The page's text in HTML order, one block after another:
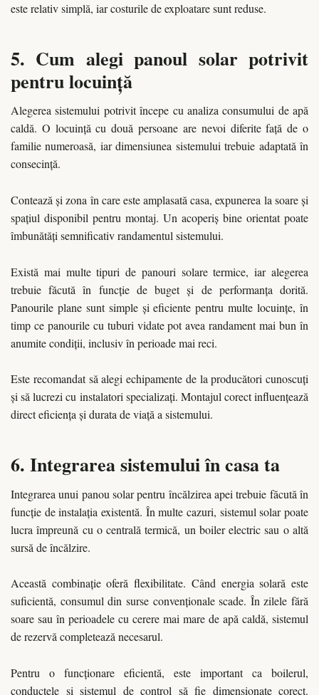
este relativ simplă, iar costurile de exploatare sunt reduse.
5. Cum alegi panoul solar potrivit
pentru locuință
Alegerea sistemului potrivit începe cu analiza consumului de apă
caldă. O locuință cu două persoane are nevoi diferite față de o
familie numeroasă, iar dimensiunea sistemului trebuie adaptată în
consecință.
Contează și zona în care este amplasată casa, expunerea la soare și
spațiul disponibil pentru montaj. Un acoperiș bine orientat poate
îmbunătăți semnificativ randamentul sistemului.
Există mai multe tipuri de panouri solare termice, iar alegerea
trebuie făcută în funcție de buget și de performanța dorită.
Panourile plane sunt simple și eficiente pentru multe locuințe, în
timp ce panourile cu tuburi vidate pot avea randament mai bun în
anumite condiții, inclusiv în perioade mai reci.
Este recomandat să alegi echipamente de la producători cunoscuți
și să lucrezi cu instalatori specializați. Montajul corect influențează
direct eficiența și durata de viață a sistemului.
6. Integrarea sistemului în casa ta
Integrarea unui panou solar pentru încălzirea apei trebuie făcută în
funcție de instalația existentă. În multe cazuri, sistemul solar poate
lucra împreună cu o centrală termică, un boiler electric sau o altă
sursă de încălzire.
Această combinație oferă flexibilitate. Când energia solară este
suficientă, consumul din surse convenționale scade. În zilele fără
soare sau în perioadele cu cerere mai mare de apă caldă, sistemul
de rezervă completează necesarul.
Pentru o funcționare eficientă, este important ca boilerul,
conductele și sistemul de control să fie dimensionate corect.